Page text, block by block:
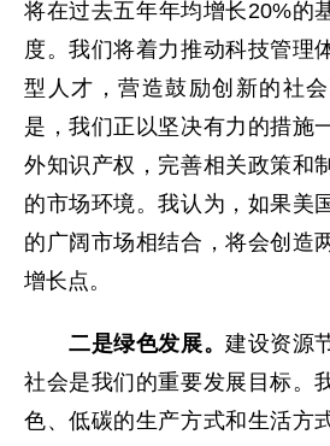
将在过去五年年均增长20%的
度。我们将着力推动科技管理
型人才，营造鼓励创新的社
是，我们正以坚决有力的措施
外知识产权，完善相关政策和
的市场环境。我认为，如果美
的广阔市场相结合，将会创造
增长点。
二是绿色发展。建设资源
社会是我们的重要发展目标。
色、低碳的生产方式和生活方